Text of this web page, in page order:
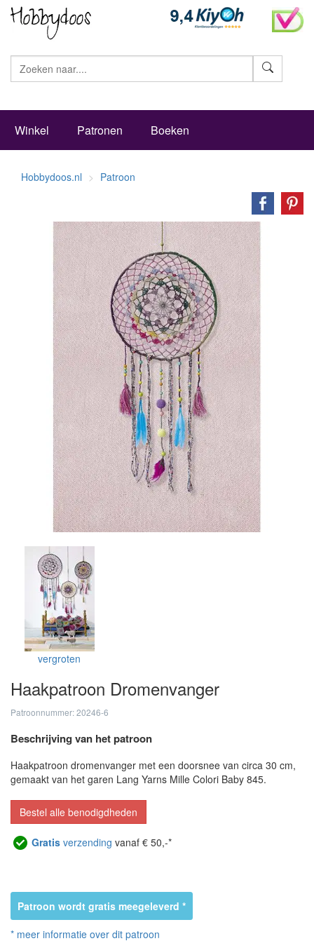
Winkel Patronen Boeken
Hobbydoos.nl Patroon
vergroten
Haakpatroon Dromenvanger
Patroonnummer: 20246-6
Beschrijving van het patroon
Haakpatroon dromenvanger met een doorsnee van circa 30 cm,
gemaakt van het garen Lang Yarns Mille Colori Baby 845.
Bestel alle benodigdheden
Gratis verzending vanaf € 50,-*
Patroon wordt gratis meegeleverd *
* meer informatie over dit patroon